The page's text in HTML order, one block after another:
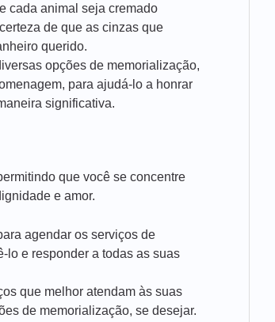
cada animal seja cremado
de que as cinzas que
querido.
opções de memorialização,
para ajudá-lo a honrar
significativa.
que você se concentre
e amor.
agendar os serviços de
lo e responder a todas as suas
que melhor atendam às suas
de memorialização, se desejar.